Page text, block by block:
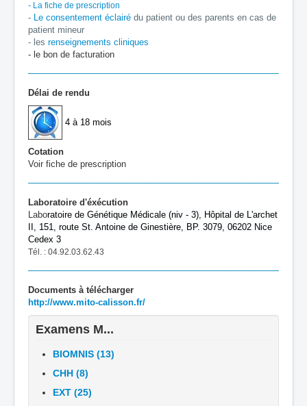
- La fiche de prescription
- Le consentement éclairé du patient ou des parents en cas de
patient mineur
- les renseignements cliniques
- le bon de facturation
Délai de rendu
4 à 18 mois
Cotation
Voir fiche de prescription
Laboratoire d'éxécution
Laboratoire de Génétique Médicale (niv - 3), Hôpital de L'archet
II, 151, route St. Antoine de Ginestière, BP. 3079, 06202 Nice
Cedex 3
Tél. : 04.92.03.62.43
Documents à télécharger
http://www.mito-calisson.fr/
Examens M...
BIOMNIS (13)
CHH (8)
EXT (25)